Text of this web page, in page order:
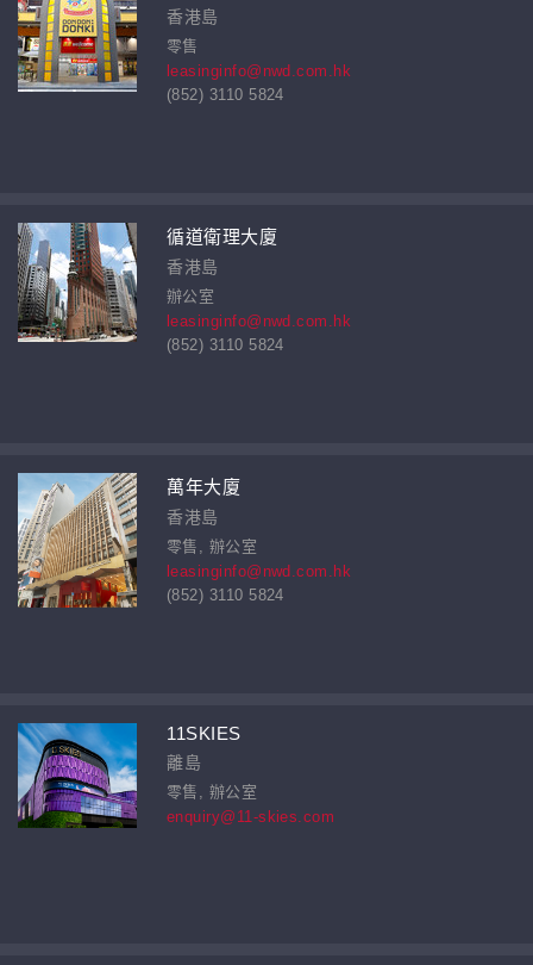
香港島
零售
leasinginfo@nwd.com.hk
(852) 3110 5824
循道衛理大廈
香港島
辦公室
leasinginfo@nwd.com.hk
(852) 3110 5824
萬年大廈
香港島
零售, 辦公室
leasinginfo@nwd.com.hk
(852) 3110 5824
11SKIES
離島
零售, 辦公室
enquiry@11-skies.com